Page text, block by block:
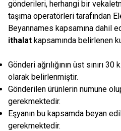
gönderileri, herhangi bir
taşıma operatörleri tarafından
Beyannames kapsamına dahil
ithalat kapsamında belirlenen
Gönderi ağrılığının üst sınırı
olarak belirlenmiştir.
Gönderilen ürünlerin numune
gerekmektedir.
Eşyanın bu kapsamda beyan
gerekmektedir.